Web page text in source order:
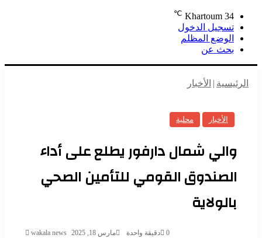
Khartoum 34
℃
تسجيل الدخول
الوضع المظلم
بحث عن
الرئيسية الأخبار
الأخبار محلية
والي شمال دارفور يطلع على أداء
الصندوق القومي للتأمين الصحي
بالولاية
wakala news مارس 18, 2025 0 دقيقة واحدة